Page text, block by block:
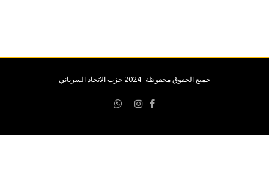
جميع الحقوق محفوظة -2024 حزب الاتحاد السرياني